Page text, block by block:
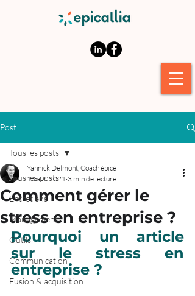
Post
Tous les posts
Entretiens
Management
Outils
Communication
Fusion & acquisition
Tous les posts
Comment gérer le
stress en entreprise ?
Yannick Delmont, Coach épicé
13 avr. 2021 3 min de lecture
Pourquoi un article
sur le stress en
entreprise ?